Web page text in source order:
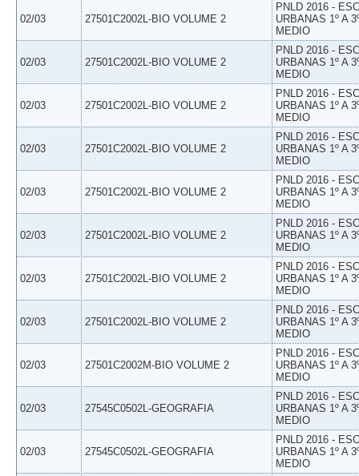
02/03 27501C2002L-BIO VOLUME 2
PNLD 2016 -
URBANAS 1º A
MEDIO
02/03 27501C2002L-BIO VOLUME 2
PNLD 2016 -
URBANAS 1º A
MEDIO
02/03 27501C2002L-BIO VOLUME 2
PNLD 2016 -
URBANAS 1º A
MEDIO
02/03 27501C2002L-BIO VOLUME 2
PNLD 2016 -
URBANAS 1º A
MEDIO
02/03 27501C2002L-BIO VOLUME 2
PNLD 2016 -
URBANAS 1º A
MEDIO
02/03 27501C2002L-BIO VOLUME 2
PNLD 2016 -
URBANAS 1º A
MEDIO
02/03 27501C2002L-BIO VOLUME 2
PNLD 2016 -
URBANAS 1º A
MEDIO
02/03 27501C2002L-BIO VOLUME 2
PNLD 2016 -
URBANAS 1º A
MEDIO
02/03 27501C2002M-BIO VOLUME 2
PNLD 2016 -
URBANAS 1º A
MEDIO
02/03 27545C0502L-GEOGRAFIA
PNLD 2016 -
URBANAS 1º A
MEDIO
02/03 27545C0502L-GEOGRAFIA
PNLD 2016 -
URBANAS 1º A
MEDIO